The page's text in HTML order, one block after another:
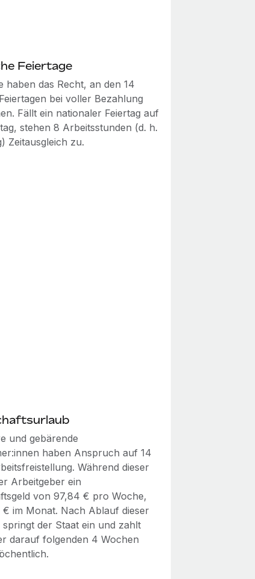
Feiertage
haben das Recht, an den 14
bei voller Bezahlung
Fällt ein nationaler Feiertag auf
stehen 8 Arbeitsstunden (d. h.
Zeitausgleich zu.
und gebärende
haben Anspruch auf 14
Während dieser
Arbeitgeber ein
von 97,84 € pro Woche,
€ im Monat. Nach Ablauf dieser
springt der Staat ein und zahlt
darauf folgenden 4 Wochen